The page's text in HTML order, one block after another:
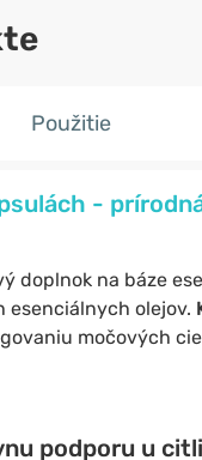
Použitie
-
doplnokna báze
olejov.
močových
podporu u